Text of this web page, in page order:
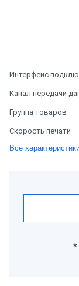
Интерфейс
Канал передачи
Группа товаров
Скорость печати
Все
*